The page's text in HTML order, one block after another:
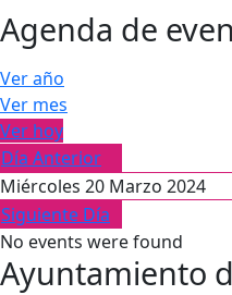
Agenda de
Ver año
Ver mes
Ver hoy
Día Anterior
Miércoles 20 Marzo 2024
Siguiente Día
No events were found
Ayuntamiento